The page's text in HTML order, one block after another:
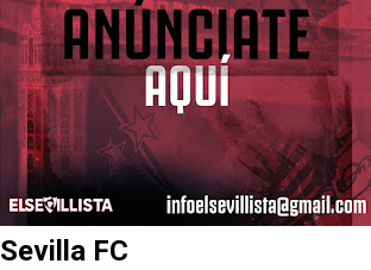
Sevilla FC